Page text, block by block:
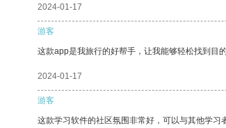
2024-01-17
游客
这款app是我旅行的好帮手，让我能够轻松找到目
2024-01-17
游客
这款学习软件的社区氛围非常好，可以与其他学习